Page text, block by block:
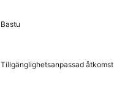
Bastu
Tillgänglighetsanpassad åtkomst